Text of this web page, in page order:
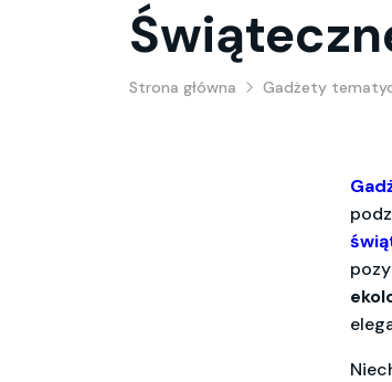
Strona główna Gadżety